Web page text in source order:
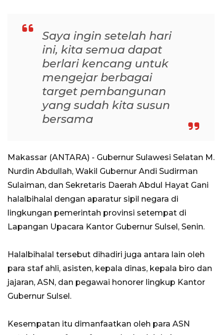
Saya ingin setelah hari
ini, kita semua dapat
berlari kencang untuk
mengejar berbagai
target pembangunan
yang sudah kita susun
bersama
Makassar (ANTARA) - Gubernur Sulawesi Selatan M.
Nurdin Abdullah, Wakil Gubernur Andi Sudirman
Sulaiman, dan Sekretaris Daerah Abdul Hayat Gani
halalbihalal dengan aparatur sipil negara di
lingkungan pemerintah provinsi setempat di
Lapangan Upacara Kantor Gubernur Sulsel, Senin.
Halalbihalal tersebut dihadiri juga antara lain oleh
para staf ahli, asisten, kepala dinas, kepala biro dan
jajaran, ASN, dan pegawai honorer lingkup Kantor
Gubernur Sulsel.
Kesempatan itu dimanfaatkan oleh para ASN